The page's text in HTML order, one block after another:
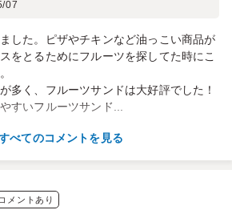
07
した。ピザやチキンなど油っこい商品が
をとるためにフルーツを探してた時にこ
多く、フルーツサンドは大好評でした！
すいフルーツサンド...
べてのコメントを見る
メントあり